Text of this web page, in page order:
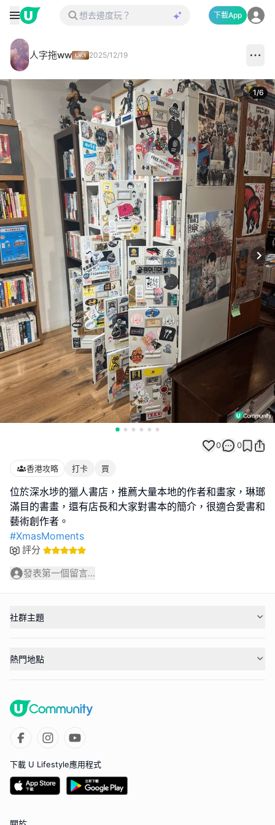
下載App
人字拖ww 2025/12/19
1/6
0 0
香港攻略 打卡 買
位於深水埗的獵人書店，推薦大量本地的作者和畫家，琳瑯
滿目的書畫，還有店長和大家對書本的簡介，很適合愛書和
#XmasMoments
評分
發表第一個留言...
社群主題
熱門地點
下載 U Lifestyle應用程式